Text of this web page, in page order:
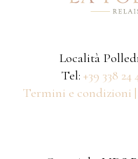
Località
Tel: +39 338 24
Termini e condizioni |